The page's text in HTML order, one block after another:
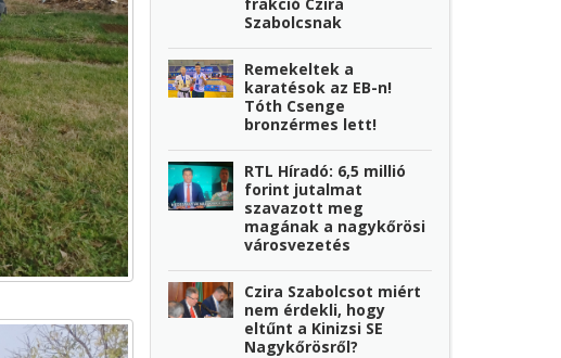
Szabolcsnak
Remekeltek a
karatésok az EB-n!
Tóth Csenge
bronzérmes lett!
RTL Híradó: 6,5 millió
forint jutalmat
szavazott meg
magának a nagykőrösi
városvezetés
Czira Szabolcsot miért
nem érdekli, hogy
eltűnt a Kinizsi SE
Nagykőrösről?